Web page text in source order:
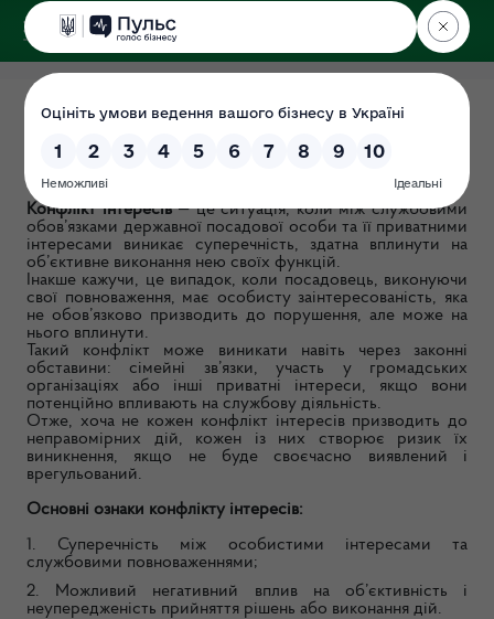
ДЕРЖЕКОІНСПЕКЦІЯ
Про конфлікт інтересів
Конфлікт інтересів— це ситуація, коли між службовими
обов’язками державної посадової особи та її приватними
інтересами виникає суперечність, здатна вплинути на
об’єктивне виконання нею своїх функцій.
Інакше кажучи, це випадок, коли посадовець, виконуючи
свої повноваження, має особисту заінтересованість, яка
не обов’язково призводить до порушення, але може на
нього вплинути.
Такий конфлікт може виникати навіть через законні
обставини: сімейні зв’язки, участь у громадських
організаціях або інші приватні інтереси, якщо вони
потенційно впливають на службову діяльність.
Отже, хоча не кожен конфлікт інтересів призводить до
неправомірних дій, кожен із них створює ризик їх
виникнення, якщо не буде своєчасно виявлений і
врегульований.
Основні ознаки конфлікту інтересів:
1. Суперечність між особистими інтересами та
службовими повноваженнями;
2. Можливий негативний вплив на об’єктивність і
неупередженість прийняття рішень або виконання дій.